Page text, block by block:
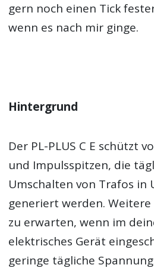
gern noch einen Tick
wenn es nach mir ginge.
Hintergrund
Der PL-PLUS C E schützt
und Impulsspitzen, die
Umschalten von Trafos in
generiert werden.
zu erwarten, wenn im
elektrisches Gerät
geringe tägliche